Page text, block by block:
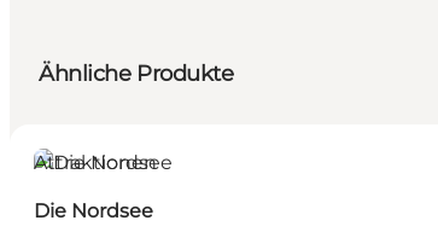
Ähnliche Produkte
Attraktionen
Die Nordsee